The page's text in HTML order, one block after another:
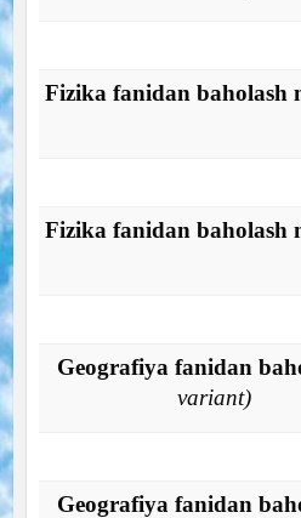
Fizika fanidan baholash
Fizika fanidan baholash
Geografiya fanidan
variant)
Geografiya fanidan